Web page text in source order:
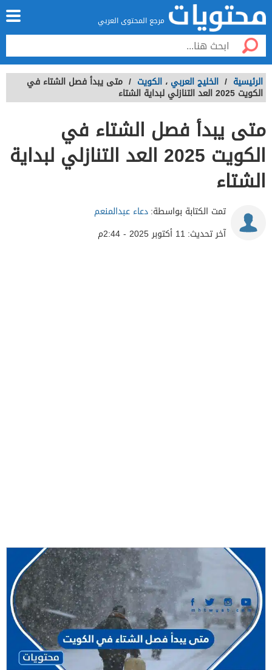
مرجع المحتوى العربي
الرئيسية / الخليج العربي ، الكويت / متى يبدأ فصل الشتاء في
الكويت 2025 العد التنازلي لبداية الشتاء
متى يبدأ فصل الشتاء في
الكويت 2025 العد التنازلي لبداية
الشتاء
تمت الكتابة بواسطة:دعاء عبدالمنعم
آخر تحديث: 11 أكتوبر 2025 - 2:44م